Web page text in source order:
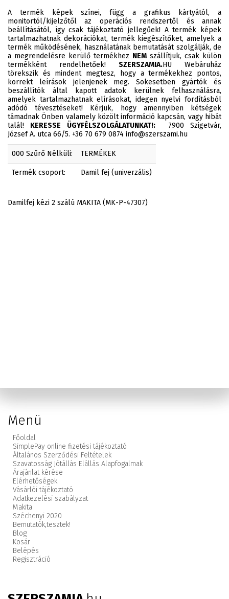
A termék képek színei, függ a grafikus kártyától, a
monitortól/kijelzőtől az operációs rendszertől és annak
beállításától, így csak tájékoztató jellegűek! A termék képek
tartalmazhatnak dekorációkat, termék kiegészítőket, amelyek a
termék működésének, használatának bemutatását szolgálják, de
a megrendelésre kerülő termékhez NEM szállítjuk, csak külön
termékként rendelhetőek! SZERSZAMIA.HU Webáruház
törekszik és mindent megtesz, hogy a termékekhez pontos,
korrekt leírások jelenjenek meg. Sokesetben gyártók és
beszállítók által kapott adatok kerülnek felhasználásra,
amelyek tartalmazhatnak elírásokat, idegen nyelvi fordításból
adódó tévesztéseket! Kérjük, hogy amennyiben kétségek
támadnak Önben valamely közölt információ kapcsán, vagy hibát
talál! KERESSE ÜGYFÉLSZOLGÁLATUNKAT!:7900 Szigetvár,
József A. utca 66/5. +36 70 679 0874 info@szerszami.hu
000 Szűrő Nélküli: TERMÉKEK
Termék csoport: Damil fej (univerzális)
Damilfej kézi 2 szálú MAKITA (MK-P-47307)
Menü
Főoldal
SimplePay online fizetési tájékoztató
Általános Szerződési Feltételek
Szavatosság Jótállás Elállás Alapfogalmak
Árajánlat kérése
Elérhetőségek
Vásárlói tájékoztató
Adatkezelési szabályzat
Makita
Széchenyi 2020
Bemutatók,tesztek!
Blog
Kosár
Belépés
Regisztráció